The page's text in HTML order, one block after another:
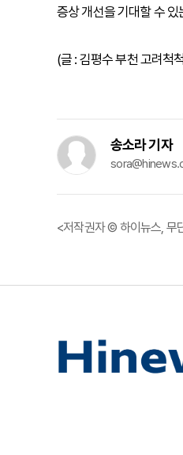
증상 개선을 기대할 수
(글 : 김평수 부천 고려척
송소라 기자
<저작권자 © 하이뉴스, 무